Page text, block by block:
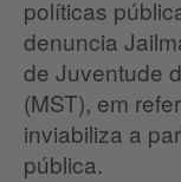
políticas
denuncia
de Juventude
(MST), em
inviabiliza a
pública.